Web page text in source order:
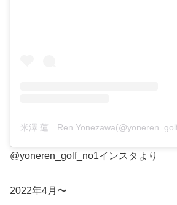
@yoneren_golf_no1インスタより
2022年4月〜